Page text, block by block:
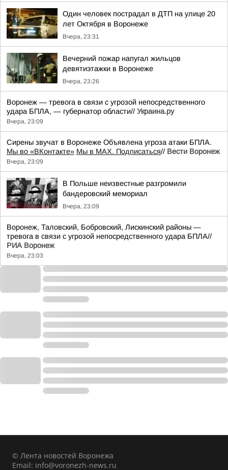
Один человек пострадал в ДТП на улице 20
лет Октября в Воронеже
Вчера, 23:31
Вечерний пожар напугал жильцов
девятиэтажки в Воронеже
Вчера, 23:26
Воронеж — тревога в связи с угрозой непосредственного
удара БПЛА, — губернатор области// Украина.ру
Вчера, 23:09
Сирены звучат в Воронеже Объявлена угроза атаки БПЛА.
Мы во «ВКонтакте» Мы в MAX. Подписаться// Вести Воронеж
Вчера, 23:09
В Польше неизвестные разгромили
бандеровский мемориал
Вчера, 23:09
Воронеж, Таловский, Бобровский, Лискинский районы —
тревога в связи с угрозой непосредственного удара БПЛА//
РИА Воронеж
Вчера, 23:03
© Лента новостей Воронежа
Email: info@voronezh-news.ru